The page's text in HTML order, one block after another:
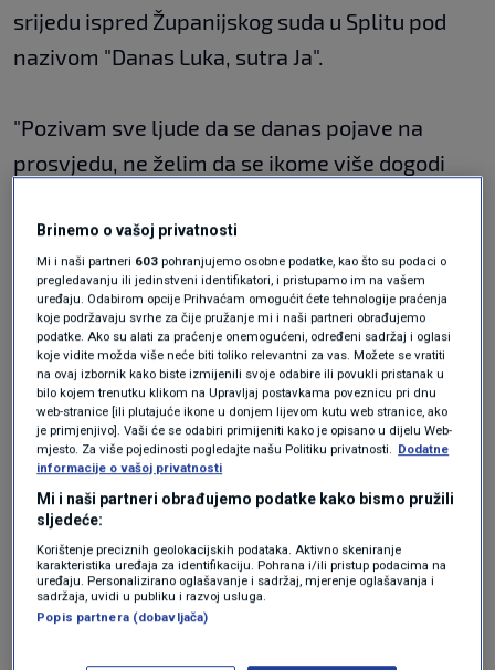
srijedu ispred Županijskog suda u Splitu pod
nazivom "Danas Luka, sutra Ja".
"Pozivam sve ljude da se danas pojave na
prosvjedu, ne želim da se ikome više dogodi
ovako pati, osjeti bol i tugu, a da se zločincu ne
izreče adekvatna kazna", poručio jeToni
Bančić, otac ubijenog mladića.
"Zahvaljujem svim ljudima na podršci. Pomogli
su mi da krenem dalje. Sva snaga i sve poruke
gurnuli su mene i suprugu da ostanemo jaki i
čvrsti te da se izborimo za sve što slijedi",
zaključio je.
Podsjetimo, Luku Bančića na ulici je ovoga
vikenda, nakon verbalnog sukoba, ubio 31-
godišnji Ante Rušić.
Brinemo o vašoj privatnosti
Mi i naši partneri 603 pohranjujemo osobne podatke, kao što su podaci o
pregledavanju ili jedinstveni identifikatori, i pristupamo im na vašem
uređaju. Odabirom opcije Prihvaćam omogućit ćete tehnologije praćenja
koje podržavaju svrhe za čije pružanje mi i naši partneri obrađujemo
podatke. Ako su alati za praćenje onemogućeni, određeni sadržaj i oglasi
koje vidite možda više neće biti toliko relevantni za vas. Možete se vratiti
na ovaj izbornik kako biste izmijenili svoje odabire ili povukli pristanak u
bilo kojem trenutku klikom na Upravljaj postavkama poveznicu pri dnu
web-stranice [ili plutajuće ikone u donjem lijevom kutu web stranice, ako
je primjenjivo]. Vaši će se odabiri primijeniti kako je opisano u dijelu Web-
mjesto. Za više pojedinosti pogledajte našu Politiku privatnosti. Dodatne
informacije o vašoj privatnosti
Mi i naši partneri obrađujemo podatke kako bismo pružili
sljedeće:
Korištenje preciznih geolokacijskih podataka. Aktivno skeniranje
karakteristika uređaja za identifikaciju. Pohrana i/ili pristup podacima na
uređaju. Personalizirano oglašavanje i sadržaj, mjerenje oglašavanja i
sadržaja, uvidi u publiku i razvoj usluga.
Popis partnera (dobavljača)